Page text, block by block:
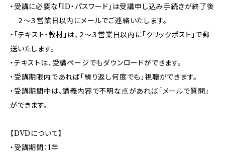
・受講に必要な「ID・パスワード」は受講申し込み手続きが終了後
２～３営業日以内にメールでご連絡いたします。
・「テキスト・教材」は、２～３営業日以内に「クリックポスト」で郵
送いたします。
・テキストは、受講ページでもダウンロードができます。
・受講期限内であれば「繰り返し何度でも」視聴ができます。
・受講期間中は、講義内容で不明な点があれば「メールで質問」
ができます。
【DVDについて】
・受講期間：1年